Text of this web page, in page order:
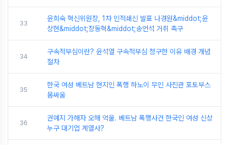
33
윤희숙 혁신위원장, 1차 인적쇄신 발표 나경원&middot;윤
상현&middot;장동혁&middot;송언석 거취 촉구
34
구속적부심이란? 윤석열 구속적부심 청구한 이유 배경 개념
절차
35
한국 여성 베트남 현지인 폭행 하노이 무인 사진관 포토부스
몸싸움
36
권예지 가해자 오해 억울. 베트남 폭행사건 한국인 여성 신상
누구 대기업 계열사?